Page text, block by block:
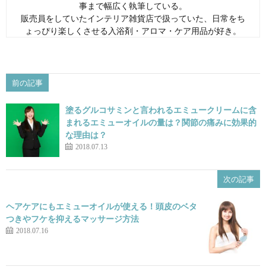
事まで幅広く執筆している。
販売員をしていたインテリア雑貨店で扱っていた、日常をち
ょっぴり楽しくさせる入浴剤・アロマ・ケア用品が好き。
前の記事
塗るグルコサミンと言われるエミュークリームに含
まれるエミューオイルの量は？関節の痛みに効果的
な理由は？
2018.07.13
次の記事
ヘアケアにもエミューオイルが使える！頭皮のベタ
つきやフケを抑えるマッサージ方法
2018.07.16